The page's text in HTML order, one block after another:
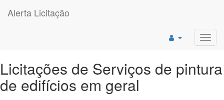
Alerta Licitação
Licitações de Serviços de pintura
de edifícios em geral